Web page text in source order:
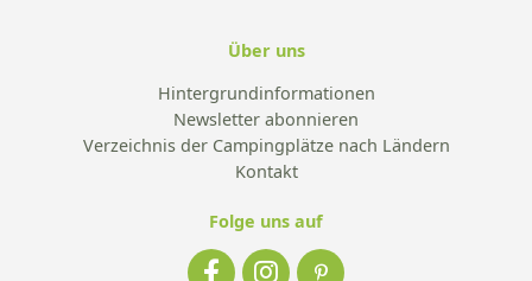
Über uns
Hintergrundinformationen
Newsletter abonnieren
Verzeichnis der Campingplätze nach Ländern
Kontakt
Folge uns auf